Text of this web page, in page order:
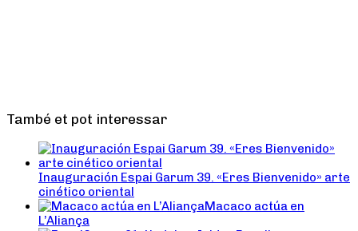
També et pot interessar
Inauguración Espai Garum 39. «Eres Bienvenido» arte
cinético oriental
Macaco actúa en
L’Aliança